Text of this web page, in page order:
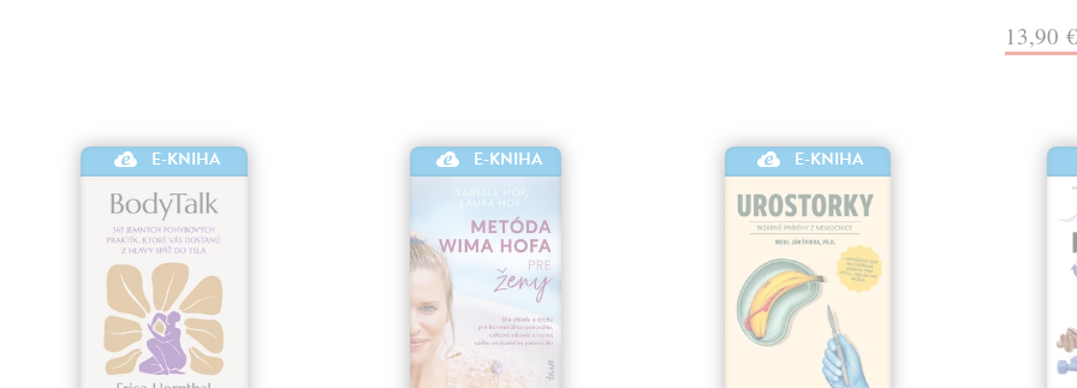
13,90 €
E-KNIHA E-KNIHA E-KNIHA